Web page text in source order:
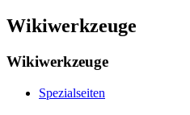
Wikiwerkzeuge
Wikiwerkzeuge
Spezialseiten